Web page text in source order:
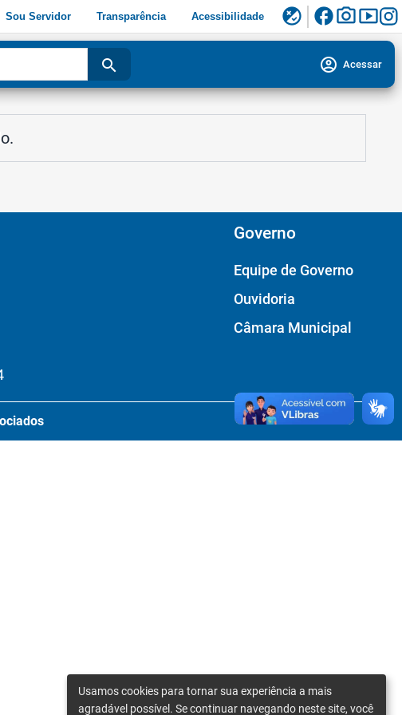
Sou Servidor Transparência Acessibilidade flaky facebookphoto_camerasmart_display
search account_circle Acessar
Governo
Equipe de Governo
Ouvidoria
Câmara Municipal
Usamos cookies para tornar sua experiência a mais
agradável possível. Se continuar navegando neste site, você